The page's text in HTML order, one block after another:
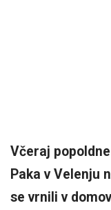
Včeraj popoldne
Paka v Velenju
se vrnili v